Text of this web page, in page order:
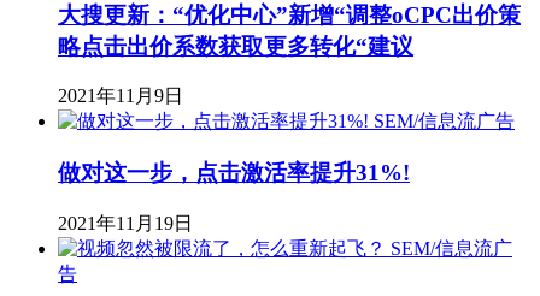
大搜更新：“优化中心”新增“调整oCPC出价策
略点击出价系数获取更多转化“建议
2021年11月9日
SEM/信息流广告
做对这一步，点击激活率提升31%!
2021年11月19日
SEM/信息流广
告